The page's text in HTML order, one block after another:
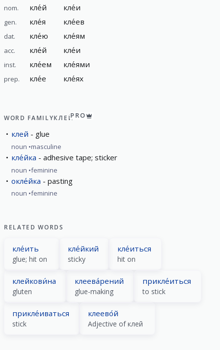
nom.
кле́й кле́и
gen. кле́я кле́ев
dat. кле́ю кле́ям
acc. кле́й кле́и
inst. кле́ем кле́ями
prep. кле́е кле́ях
WORD FAMILYКЛЕЙPRO
клей glue
noun masculine
кле́йка adhesive tape; sticker
noun feminine
окле́йка pasting
noun feminine
RELATED WORDS
кле́ить
glue; hit on
кле́йкий
sticky
кле́иться
hit on
клейкови́на
gluten
клеева́рений
glue-making
прикле́иться
to stick
прикле́иваться
stick
клеево́й
Adjective of клей